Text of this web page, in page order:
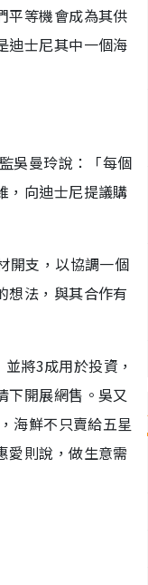
平等機會成為其供
迪士尼其中一個海
吳曼玲說：「每個
，向迪士尼提議購
開支，以協調一個
想法，與其合作有
將3成用於投資，
下開展網售。吳又
海鮮不只賣給五星
愛則說，做生意需